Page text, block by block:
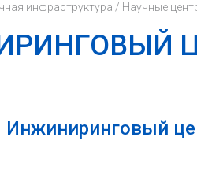
инфраструктура / Научные
Инжиниринговый